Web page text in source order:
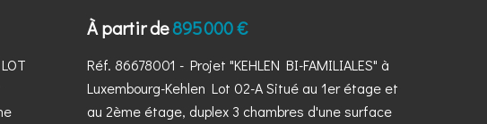
À partir de895 000 €
Réf. 86678001 - Projet "KEHLEN BI-FAMILIALES" à
Luxembourg-Kehlen Lot 02-A Situé au 1er étage et
au 2ème étage, duplex 3 chambres d'une surface